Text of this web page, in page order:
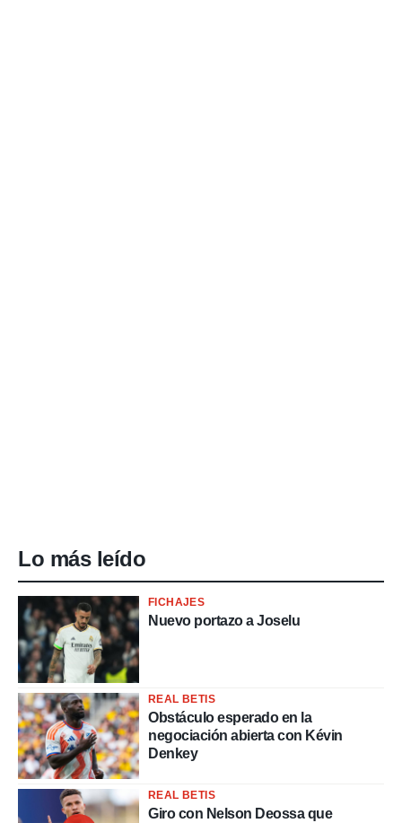
Lo más leído
FICHAJES
Nuevo portazo a Joselu
REAL BETIS
Obstáculo esperado en la
negociación abierta con Kévin
Denkey
REAL BETIS
Giro con Nelson Deossa que